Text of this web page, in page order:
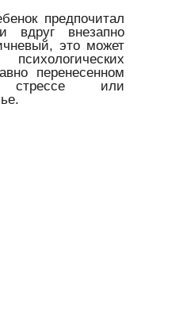
предпочитал
вдруг внезапно
это может
перенесенном
стрессе или